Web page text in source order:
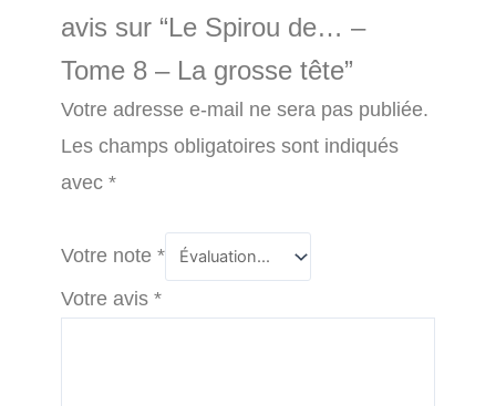
avis sur “Le Spirou de… –
Tome 8 – La grosse tête”
Votre adresse e-mail ne sera pas publiée.
Les champs obligatoires sont indiqués
avec *
Votre note *
Votre avis *